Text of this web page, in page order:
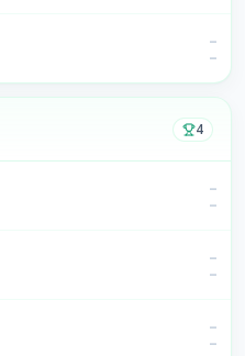
–
–
4
–
–
–
–
–
–